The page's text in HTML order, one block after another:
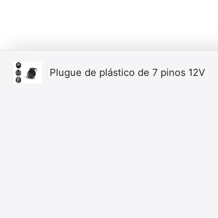
Plugue de plástico de 7 pinos 12V